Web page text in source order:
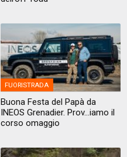
FUORISTRADA
Buona Festa del Papà da
INEOS Grenadier. Prov...iamo il
corso omaggio